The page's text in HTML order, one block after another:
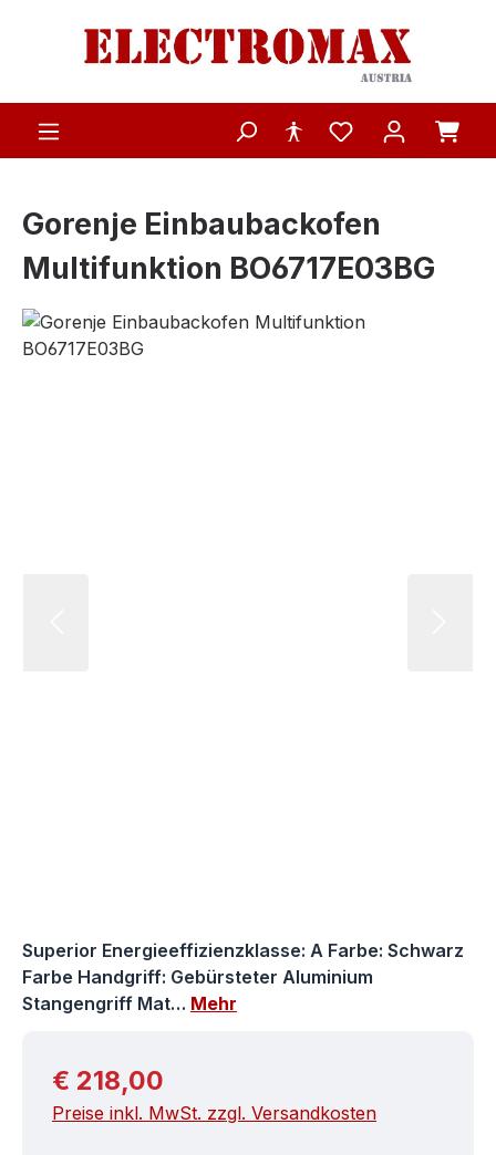
Zum Hauptinhalt springen
Gorenje Einbaubackofen
Multifunktion BO6717E03BG
Bildergalerie überspringen
Superior Energieeffizienzklasse: A Farbe: Schwarz
Farbe Handgriff: Gebürsteter Aluminium
Stangengriff Mat… Mehr
Regulärer Preis:
€ 218,00
Preise inkl. MwSt. zzgl. Versandkosten